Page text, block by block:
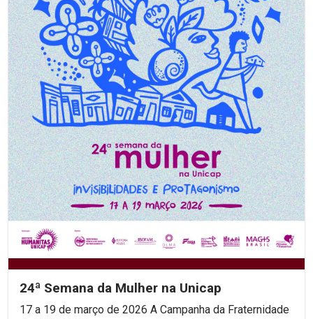
24ª Semana da Mulher na Unicap
17 a 19 de março de 2026 A Campanha da Fraternidade